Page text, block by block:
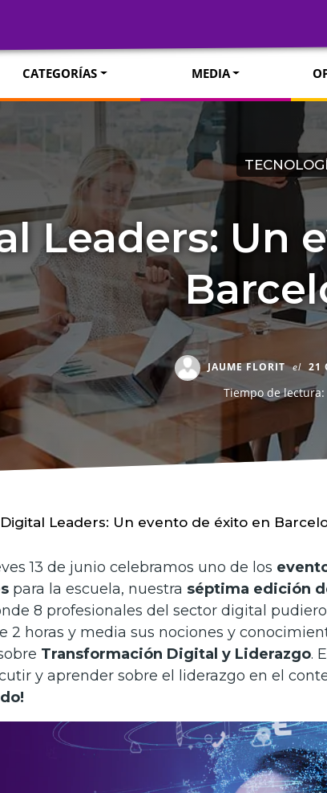
CATEGORÍAS MEDIA
Leaders: Un
JAUME FLORIT el 21
Tiempo de
Digital Leaders: Un evento de éxito en
13 de junio celebramos uno de los
para la escuela, nuestra séptima edición
8 profesionales del sector digital
2 horas y media sus nociones y
Transformación Digital y Liderazgo.
y aprender sobre el liderazgo en el